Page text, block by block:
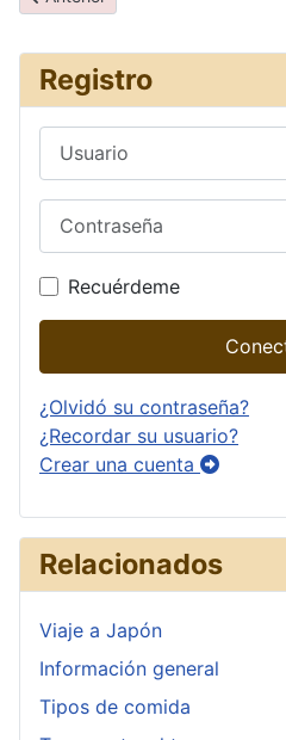
Registro
Recuérdeme
¿Olvidó su contraseña?
¿Recordar su usuario?
Crear una cuenta
Relacionados
Viaje a Japón
Información general
Tipos de comida